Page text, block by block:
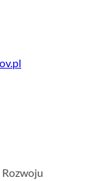
Rozwoju